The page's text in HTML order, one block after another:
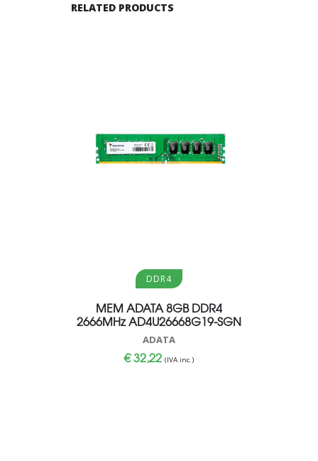
RELATED PRODUCTS
Aggiungi al carrello
DDR4
MEM ADATA 8GB DDR4
2666MHz AD4U26668G19-SGN
ADATA
€32,22 (IVA inc.)